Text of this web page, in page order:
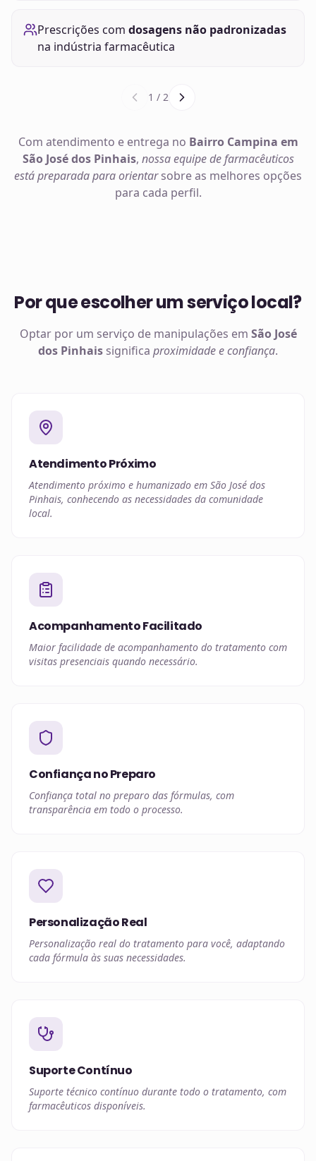
Prescrições com dosagens não padronizadas
na indústria farmacêutica
1 / 2
Com atendimento e entrega no Bairro Campina em
São José dos Pinhais, nossa equipe de farmacêuticos
está preparada para orientarsobre as melhores opções
para cada perfil.
Por que escolher um serviço local?
Optar por um serviço de manipulações em São José
dos Pinhais significa proximidade e confiança.
Atendimento Próximo
Atendimento próximo e humanizado em São José dos
Pinhais, conhecendo as necessidades da comunidade
local.
Acompanhamento Facilitado
Maior facilidade de acompanhamento do tratamento com
visitas presenciais quando necessário.
Confiança no Preparo
Confiança total no preparo das fórmulas, com
transparência em todo o processo.
Personalização Real
Personalização real do tratamento para você, adaptando
cada fórmula às suas necessidades.
Suporte Contínuo
Suporte técnico contínuo durante todo o tratamento, com
farmacêuticos disponíveis.